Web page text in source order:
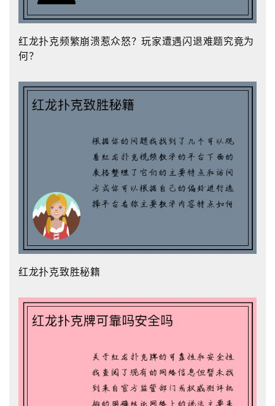
红龙扑克频繁崩溃惹众怒？玩家遭遇闪退难题究竟为
何？
红龙扑克致胜秘籍